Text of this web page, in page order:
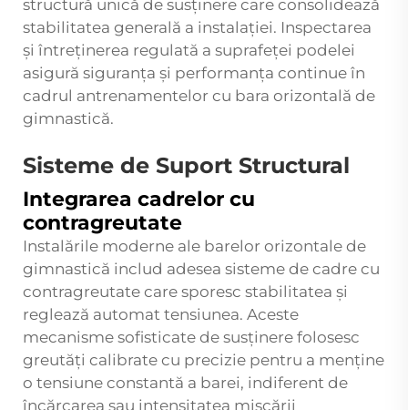
structură unică de susținere care consolidează
stabilitatea generală a instalației. Inspectarea
și întreținerea regulată a suprafeței podelei
asigură siguranța și performanța continue în
cadrul antrenamentelor cu bara orizontală de
gimnastică.
Sisteme de Suport Structural
Integrarea cadrelor cu
contragreutate
Instalările moderne ale barelor orizontale de
gimnastică includ adesea sisteme de cadre cu
contragreutate care sporesc stabilitatea și
reglează automat tensiunea. Aceste
mecanisme sofisticate de susținere folosesc
greutăți calibrate cu precizie pentru a menține
o tensiune constantă a barei, indiferent de
încărcarea sau intensitatea mișcării